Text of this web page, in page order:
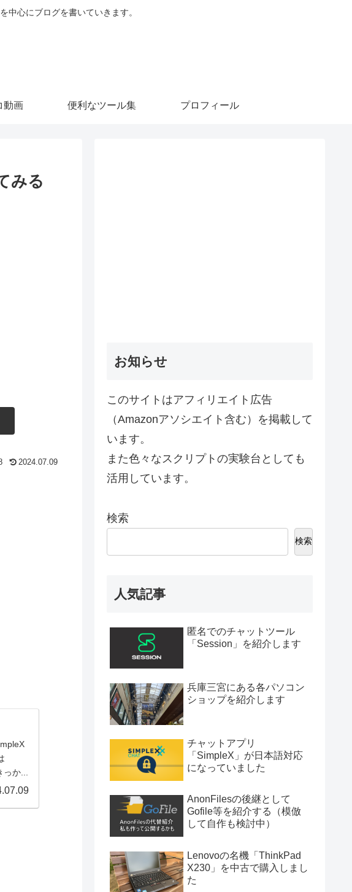
心にブログを書いていきます。
動画 便利なツール集 プロフィール
みる
2024.07.09
っか...
お知らせ
このサイトはアフィリエイト広告
（Amazonアソシエイト含む）を掲載して
います。
また色々なスクリプトの実験台としても
活用しています。
検索
検索
人気記事
匿名でのチャットツール
「Session」を紹介します
兵庫三宮にある各パソコン
ショップを紹介します
チャットアプリ
「SimpleX」が日本語対応
になっていました
AnonFilesの後継として
Gofile等を紹介する（模倣
して自作も検討中）
Lenovoの名機「ThinkPad
X230」を中古で購入しまし
た